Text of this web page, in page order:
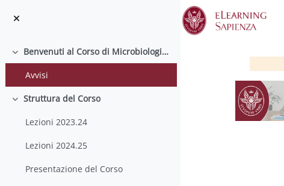
Minimizza Benvenuti al Corso di Microbiologia molecolare e Genomica microbica
Avvisi
Minimizza
Struttura del Corso
Lezioni 2023.24
Lezioni 2024.25
Presentazione del Corso